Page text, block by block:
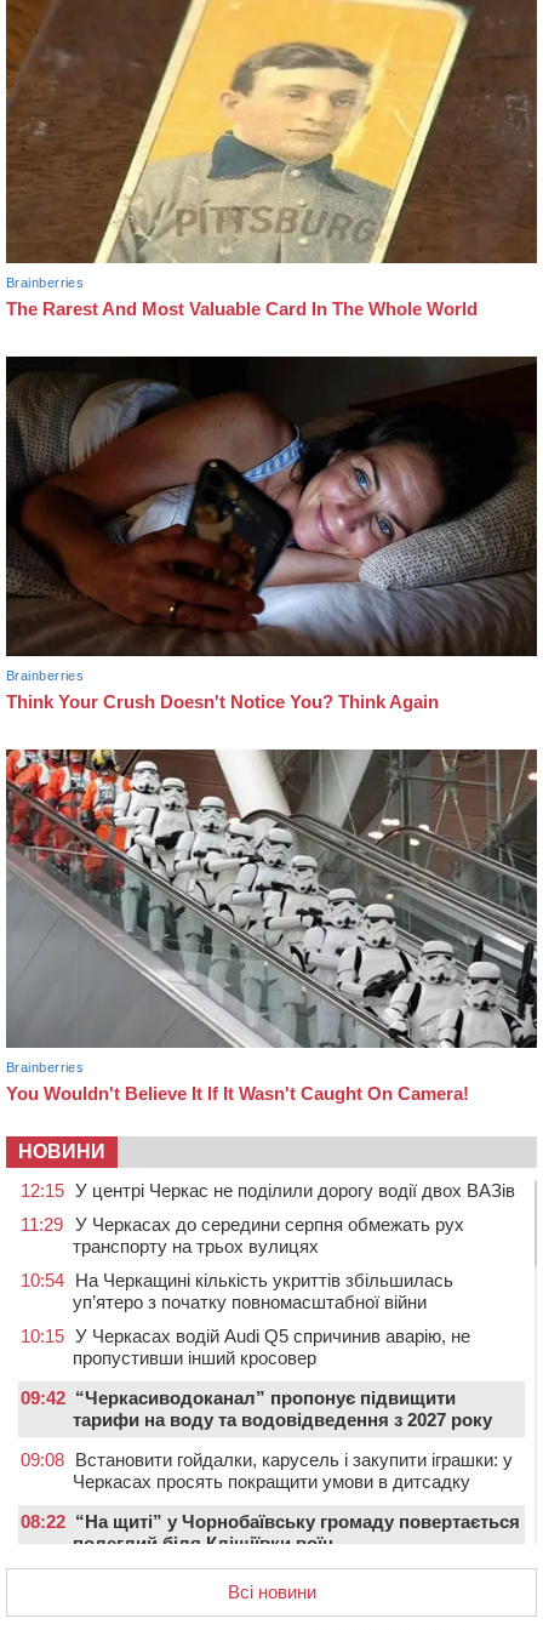
НОВИНИ
12:15 У центрі Черкас не поділили дорогу водії двох ВАЗів
11:29 У Черкасах до середини серпня обмежать рух
транспорту на трьох вулицях
10:54 На Черкащині кількість укриттів збільшилась
уп’ятеро з початку повномасштабної війни
10:15 У Черкасах водій Audi Q5 спричинив аварію, не
пропустивши інший кросовер
09:42 “Черкасиводоканал” пропонує підвищити
тарифи на воду та водовідведення з 2027 року
09:08 Встановити гойдалки, карусель і закупити іграшки: у
Черкасах просять покращити умови в дитсадку
08:22 “На щиті” у Чорнобаївську громаду повертається
полеглий біля Кліщіївки воїн
Понад 968 мільйонів гривень земельного податку
сплатили на Черкащині
Всі новини